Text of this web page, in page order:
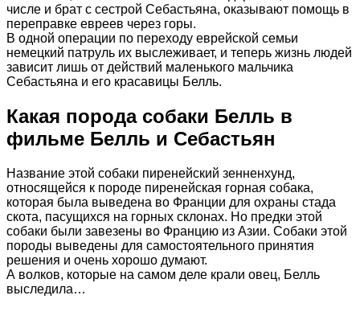
числе и брат с сестрой Себастьяна, оказывают помощь в
переправке евреев через горы.
В одной операции по переходу еврейской семьи
немецкий патруль их выслеживает, и теперь жизнь людей
зависит лишь от действий маленького мальчика
Себастьяна и его красавицы Белль.
Какая порода собаки Белль в
фильме Белль и Себастьян
Название этой собаки пиренейский зенненхунд,
относящейся к породе пиренейская горная собака,
которая была выведена во Франции для охраны стада
скота, пасущихся на горных склонах. Но предки этой
собаки были завезены во Францию из Азии. Собаки этой
породы выведены для самостоятельного принятия
решения и очень хорошо думают.
А волков, которые на самом деле крали овец, Белль
выследила…